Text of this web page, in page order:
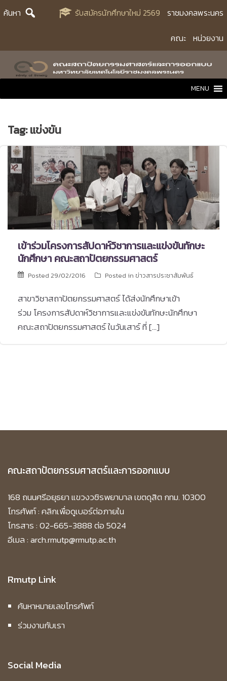
Skipค้นหา รับสมัครนักศึกษาใหม่ 2569 ราชมงคลพระนคร
คณะ หน่วยงาน
MENU
Tag:แข่งขัน
เข้าร่วมโครงการสัปดาห์วิชาการและแข่งขันทักษะ
นักศึกษา คณะสถาปัตยกรรมศาสตร์
Posted 29/02/2016 Posted in ข่าวสารประชาสัมพันธ์
สาขาวิชาสถาปัตยกรรมศาสตร์ ได้ส่งนักศึกษาเข้า
ร่วม โครงการสัปดาห์วิชาการและแข่งขันทักษะนักศึกษา
คณะสถาปัตยกรรมศาสตร์ ในวันเสาร์ ที่ […]
คณะสถาปัตยกรรมศาสตร์และการออกแบบ
168 ถนนศรีอยุธยา แขวงวชิรพยาบาล เขตดุสิต กทม. 10300
โทรศัพท์ :คลิกเพื่อดูเบอร์ต่อภายใน
โทรสาร : 02-665-3888 ต่อ 5024
อีเมล : arch.rmutp@rmutp.ac.th
Rmutp Link
ค้นหาหมายเลขโทรศัพท์
ร่วมงานกับเรา
Social Media